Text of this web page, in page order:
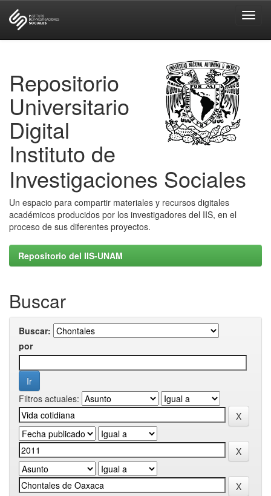
Repositorio
Universitario
Digital
Instituto de
Investigaciones Sociales
Un espacio para compartir materiales y recursos digitales
académicos producidos por los investigadores del IIS, en el
proceso de sus diferentes proyectos.
Repositorio del IIS-UNAM
Buscar
Buscar:
por
Filtros actuales: